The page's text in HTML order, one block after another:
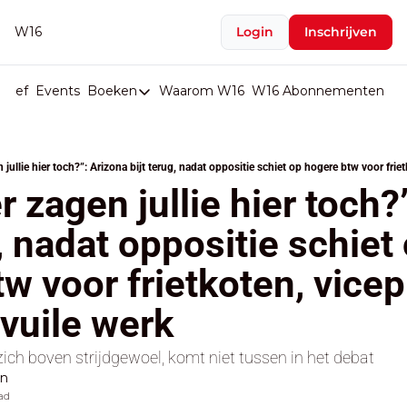
W16 Login Inschrijven
Events Boeken
Boeken
Boeken
Stop de Persen
Het Merk België
De Doodgravers van België
Bpost Hold-up
Waarom W16 W16 Abonnementen
zagen jullie hier
oppositie schiet
voor frietkoten,
werk
boven strijdgewoel, komt niet tussen in het debat